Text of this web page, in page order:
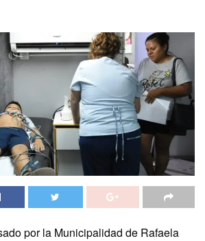
por la Municipalidad de Rafaela